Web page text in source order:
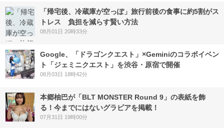
「帰宅後、冷蔵庫が空っぽ」旅行前後の食事に約5割がス
トレス 負担を減らす賢い方法
08月01日 20時33分
Google、「ドラゴンクエスト」×Geminiのコラボイベン
ト「ジェミニクエスト」を渋谷・原宿で開催
08月03日 18時42分
本郷柚巴が「BLT MONSTER Round 9」の表紙を飾
る！今までにはないグラビアを掲載！
07月31日 19時00分